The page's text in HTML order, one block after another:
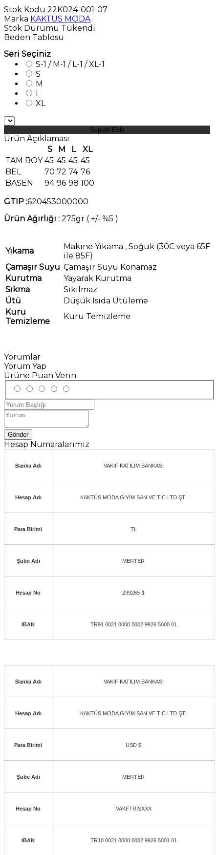
Stok Kodu 22K024-001-07
Marka KAKTÜS MODA
Stok Durumu Tükendi
Beden Tablosu
Seri Seçiniz
S-1 / M-1 / L-1 / XL-1
S
M
L
XL
Sepete Ekle
Ürün Açıklaması
S
M L
XL
TAM BOY 45 45 45 45
BEL
70 72 74 76
BASEN
94 96 98 100
GTIP :620453000000
Ürün Ağırlığı : 275gr ( +/- %5 )
Yıkama
Makine Yıkama , Soğuk (30C veya 65F
ile 85F)
Çamaşır Suyu Çamaşır Suyu Konamaz
Kurutma
Yayarak Kurutma
Sıkma
Sıkılmaz
Ütü
Düşük Isıda Ütüleme
Kuru
Temizleme
Kuru Temizleme
Yorumlar
Yorum Yap
Ürüne Puan Verin
Gönder
Hesap Numaralarımız
Banka Adı VAKIF KATILIM BANKASI
Hesap Adı KAKTÜS MODA GİYİM SAN VE TİC LTD.ŞTİ
Para Birimi TL
Şube Adı MERTER
Hesap No 299265-1
IBAN TR91 0021 0000 0002 9926 5000 01
Banka Adı VAKIF KATILIM BANKASI
Hesap Adı KAKTÜS MODA GİYİM SAN VE TİC LTD.ŞTİ
Para Birimi USD $
Şube Adı MERTER
Hesap No VAKFTRISXXX
IBAN TR10 0021 0000 0002 9926 5001 01